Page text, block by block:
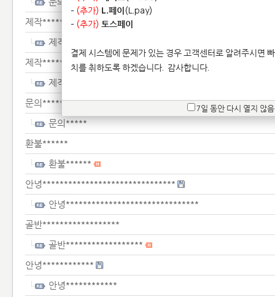
제작*******
제작*******
제작******
제작******
문의*****
문의*****
환불******
환불******
안녕*******************************
안녕*******************************
골반******************
골반******************
안녕************
안녕************
- (추가) L.페이(L.pay)
- (추가) 토스페이
결제 시스템에 문제가 있는 경우 고객센터로 알려주시면
치를 취하도록 하겠습니다. 감사합니다.
7일 동안 다시 열지 않음